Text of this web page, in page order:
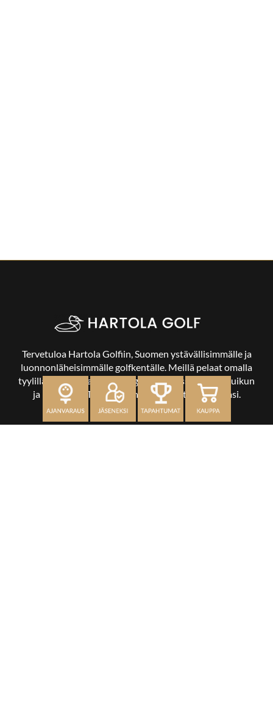
Tervetuloa Hartola Golfiin, Suomen ystävällisimmälle ja
luonnonläheisimmälle golfkentälle. Meillä pelaat omalla
tyylilläsi ja tasollasi – ja bongaat halutessasi vaikka uikun
ja kuikankin. Tärkeintä on, että nautit vierailustasi.